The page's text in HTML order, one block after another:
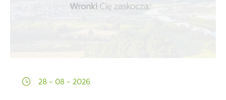
28 - 08 - 2026